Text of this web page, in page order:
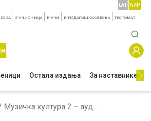
E-УЧИОНИЦА E-УЧИ Е-ПЕДАГОШКА СВЕСКА TЕСТОМАТ
LAT ЋИР
Остала издања За наставнике
Музичка култура 2 – аудио-материјал уз уџбеник